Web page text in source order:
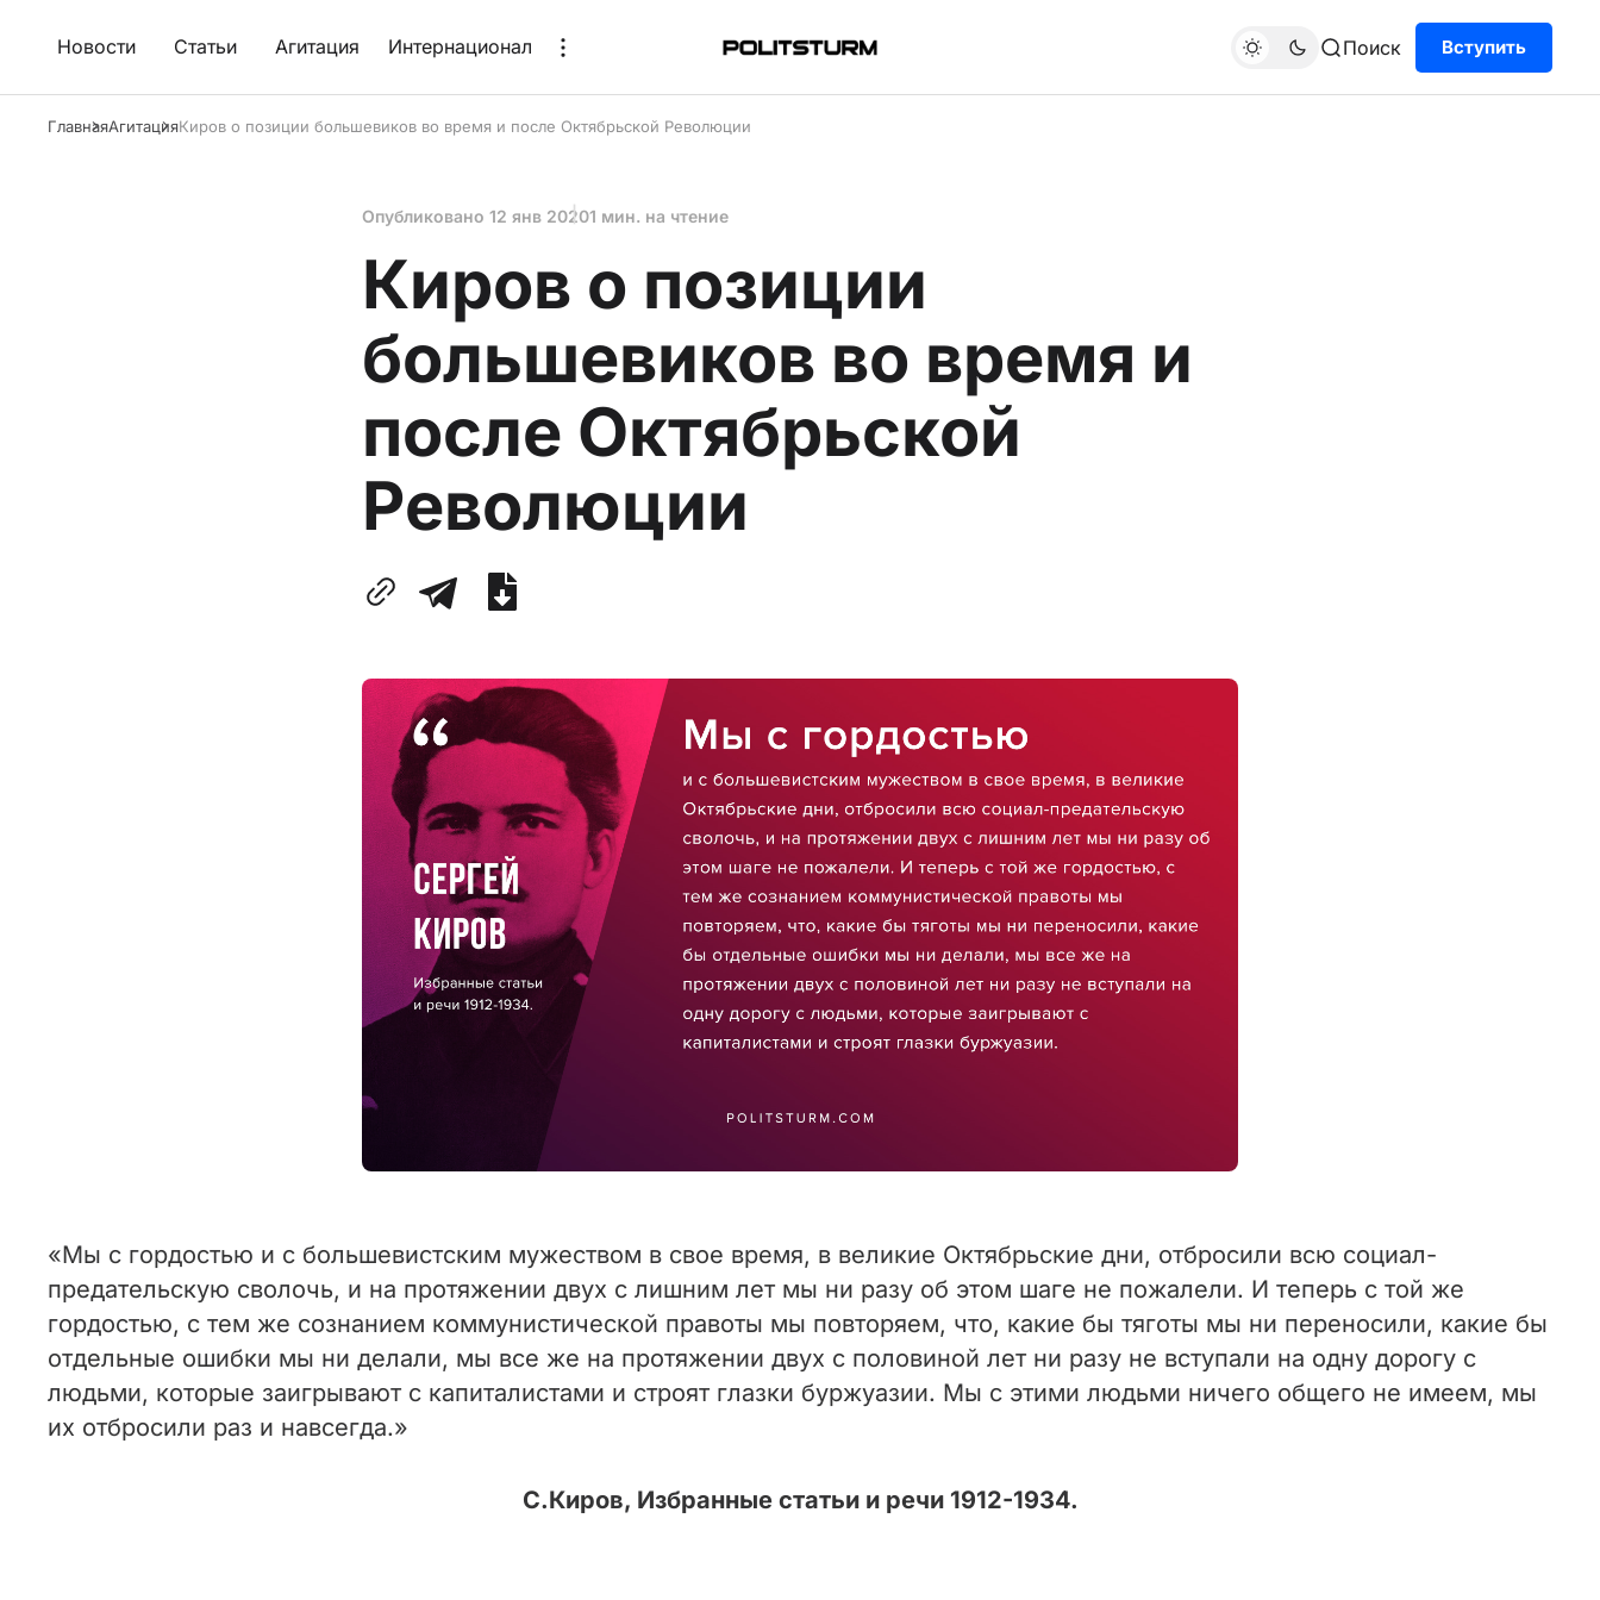
Новости Статьи Агитация Интернационал Поиск Вступить
ГлавнаяАгитацияКиров о позиции большевиков во время и после Октябрьской Революции
Опубликовано 12 янв 20201 мин. на чтение
Киров о позиции
большевиков во время и
после Октябрьской
Революции
«Мы с гордостью и с большевистским мужеством в свое время, в великие Октябрьские дни, отбросили всю социал-
предательскую сволочь, и на протяжении двух с лишним лет мы ни разу об этом шаге не пожалели. И теперь с той же
гордостью, с тем же сознанием коммунистической правоты мы повторяем, что, какие бы тяготы мы ни переносили, какие бы
отдельные ошибки мы ни делали, мы все же на протяжении двух с половиной лет ни разу не вступали на одну дорогу с
людьми, которые заигрывают с капиталистами и строят глазки буржуазии. Мы с этими людьми ничего общего не имеем, мы
их отбросили раз и навсегда.»
С.Киров, Избранные статьи и речи 1912-1934.